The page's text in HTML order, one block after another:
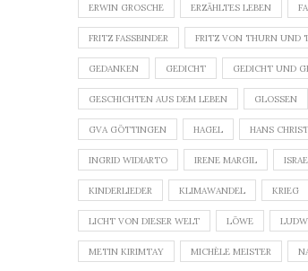
ERWIN GROSCHE ERZÄHLTES LEBEN
FRITZ FASSBINDER FRITZ VON THURN UND
GEDANKEN GEDICHT GEDICHT UND
GESCHICHTEN AUS DEM LEBEN GLOSSEN
GVA GÖTTINGEN HAGEL HANS
INGRID WIDIARTO IRENE MARGIL
KINDERLIEDER KLIMAWANDEL KRIEG
LICHT VON DIESER WELT LÖWE
METIN KIRIMTAY MICHÈLE MEISTER